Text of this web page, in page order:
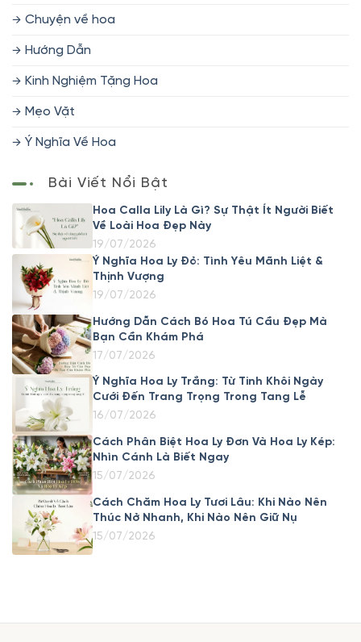
Chuyện về hoa
Hướng Dẫn
Kinh Nghiệm Tặng Hoa
Mẹo Vặt
Ý Nghĩa Về Hoa
Bài Viết Nổi Bật
Hoa Calla Lily Là Gì? Sự Thật Ít Người Biết
Về Loài Hoa Đẹp Này
19/07/2026
Ý Nghĩa Hoa Ly Đỏ: Tình Yêu Mãnh Liệt &
Thịnh Vượng
19/07/2026
Hướng Dẫn Cách Bó Hoa Tú Cầu Đẹp Mà
Bạn Cần Khám Phá
17/07/2026
Ý Nghĩa Hoa Ly Trắng: Từ Tinh Khôi Ngày
Cưới Đến Trang Trọng Trong Tang Lễ
16/07/2026
Cách Phân Biệt Hoa Ly Đơn Và Hoa Ly Kép:
Nhìn Cánh Là Biết Ngay
15/07/2026
Cách Chăm Hoa Ly Tươi Lâu: Khi Nào Nên
Thúc Nở Nhanh, Khi Nào Nên Giữ Nụ
15/07/2026